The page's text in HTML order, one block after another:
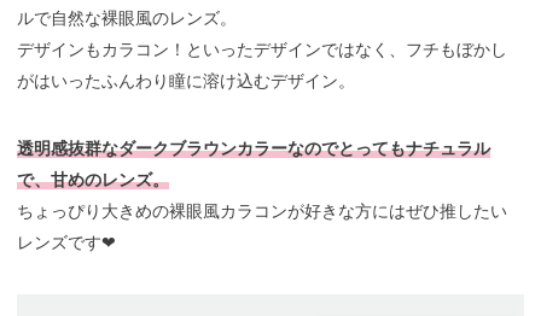
ルで自然な裸眼風のレンズ。
デザインもカラコン！といったデザインではなく、フチもぼかし
がはいったふんわり瞳に溶け込むデザイン。
透明感抜群なダークブラウンカラーなのでとってもナチュラル
で、甘めのレンズ。
ちょっぴり大きめの裸眼風カラコンが好きな方にはぜひ推したい
レンズです❤︎